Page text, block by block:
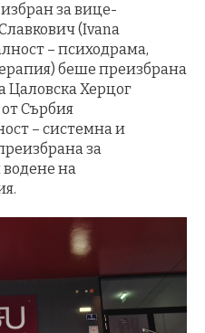
за вице-
(Ivana
– психодрама,
беше преизбрана
Цаловска Херцог
Сърбия
– системна и
за
водене на